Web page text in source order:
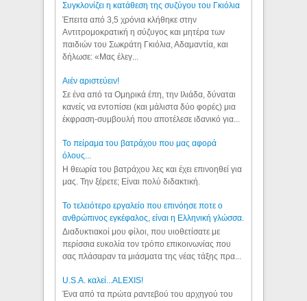
Συγκλονίζει η κατάθεση της συζύγου του Γκιόλια
Έπειτα από 3,5 χρόνια κλήθηκε στην
Αντιτρομοκρατική η σύζυγος και μητέρα των
παιδιών του Σωκράτη Γκιόλια, Αδαμαντία, και
δήλωσε: «Μας έλεγ...
Aιέν αριστεύειν!
Σε ένα από τα Ομηρικά έπη, την Ιλιάδα, δύναται
κανείς να εντοπίσει (και μάλιστα δύο φορές) μια
έκφραση-συμβουλή που αποτέλεσε ιδανικό για...
Το πείραμα του βατράχου που μας αφορά
όλους...
Η θεωρία του βατράχου λες και έχει επινοηθεί για
μας. Την ξέρετε; Είναι πολύ διδακτική.
Το τελειότερο εργαλείο που επινόησε ποτε ο
ανθρώπινος εγκέφαλος, είναι η Ελληνική γλώσσα.
Διαδυκτιακοί μου φίλοι, που υιοθετίσατε με
περίσσια ευκολία τον τρόπο επικοινωνίας που
σας πλάσαραν τα μιάσματα της νέας τάξης πρα...
U.S.A. καλεί...ALEXIS!
Ένα από τα πρώτα ραντεβού του αρχηγού του